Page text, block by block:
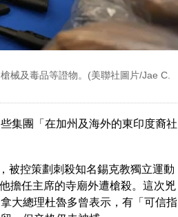
械及毒品等證物。(美聯社圖片/Jae C.
集團「在加州及海外的東印度裔社
被控策劃刺殺知名錫克教獨立運動
擔任主席的寺廟外遭槍殺。這次兇
大總理杜魯多曾表示，有「可信指